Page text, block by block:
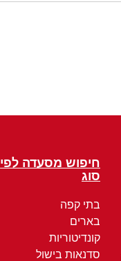
חיפוש מסעדה לפי
סוג
בתי קפה
בארים
קונדיטוריות
סדנאות בישול